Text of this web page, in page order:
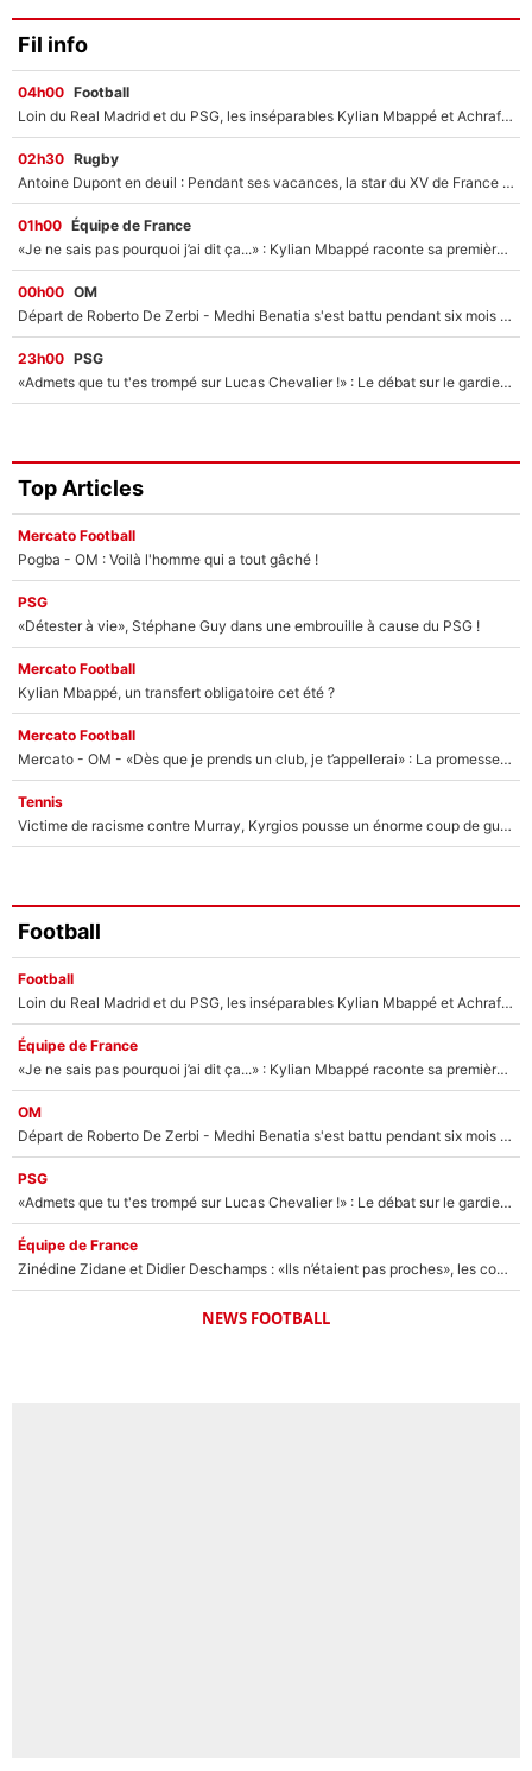
Fil info
04h00 Football
Loin du Real Madrid et du PSG, les inséparables Kylian Mbappé et Achraf Hakimi changent d'équipe le temps d'une journée !
02h30 Rugby
Antoine Dupont en deuil : Pendant ses vacances, la star du XV de France a perdu sa grand-mère
01h00 Équipe de France
«Je ne sais pas pourquoi j’ai dit ça...» : Kylian Mbappé raconte sa première rencontre avec Zinédine Zidane (et c’est très drôle)
00h00 OM
Départ de Roberto De Zerbi - Medhi Benatia s'est battu pendant six mois pour le retenir à l'OM, le PSG a été le naufrage de trop : «Je pars avec toi»
23h00 PSG
«Admets que tu t'es trompé sur Lucas Chevalier !» : Le débat sur le gardien du PSG vire au clash à l'After Foot
Top Articles
Mercato Football
Pogba - OM : Voilà l'homme qui a tout gâché !
PSG
«Détester à vie», Stéphane Guy dans une embrouille à cause du PSG !
Mercato Football
Kylian Mbappé, un transfert obligatoire cet été ?
Mercato Football
Mercato - OM - «Dès que je prends un club, je t’appellerai» : La promesse de Marcelino au moment de claquer la porte
Tennis
Victime de racisme contre Murray, Kyrgios pousse un énorme coup de gueule !
Football
Football
Loin du Real Madrid et du PSG, les inséparables Kylian Mbappé et Achraf Hakimi changent d'équipe le temps d'une journée !
Équipe de France
«Je ne sais pas pourquoi j’ai dit ça...» : Kylian Mbappé raconte sa première rencontre avec Zinédine Zidane (et c’est très drôle)
OM
Départ de Roberto De Zerbi - Medhi Benatia s'est battu pendant six mois pour le retenir à l'OM, le PSG a été le naufrage de trop : «Je pars avec toi»
PSG
«Admets que tu t'es trompé sur Lucas Chevalier !» : Le débat sur le gardien du PSG vire au clash à l'After Foot
Équipe de France
Zinédine Zidane et Didier Deschamps : «Ils n’étaient pas proches», les confidences d’un membre de l’équipe de France 1998 sur leur relation spéciale
NEWS FOOTBALL